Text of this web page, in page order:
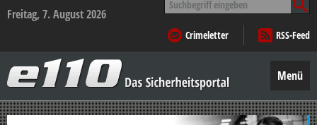
Freitag, 7. August 2026
nach:
Crimeletter
RSS-Feed
–
Das
Sicherheitsportal
Menü
Zum
Inhalt
springen